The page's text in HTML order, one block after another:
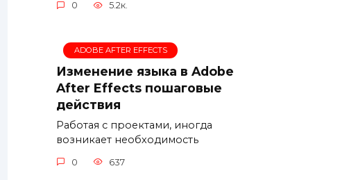
0 5.2к.
ADOBE AFTER EFFECTS
Изменение языка в Adobe
After Effects пошаговые
действия
Работая с проектами, иногда
возникает необходимость
0 637